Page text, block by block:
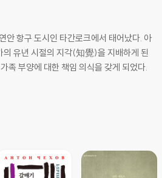
항구 도시인 타간로크에서 태어났다. 아
의 유년 시절의 지각(知覺)을 지배하게 된
족 부양에 대한 책임 의식을 갖게 되었다.